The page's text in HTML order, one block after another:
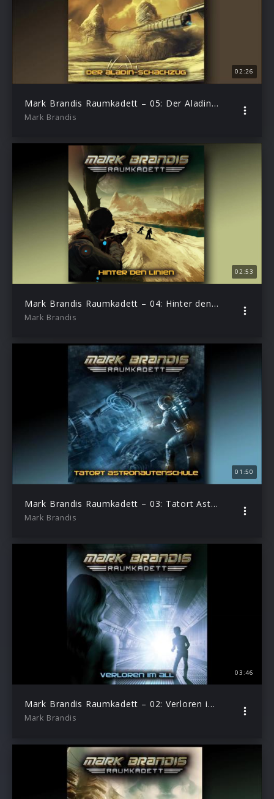
02:26
Mark Brandis Raumkadett – 05: Der Aladin-Schachzug (Hörprobe)
Mark Brandis
02:53
Mark Brandis Raumkadett – 04: Hinter den Linien (Hörprobe)
Mark Brandis
01:50
Mark Brandis Raumkadett – 03: Tatort Astronautenschule (Hörprobe)
Mark Brandis
03:46
Mark Brandis Raumkadett – 02: Verloren im All (Hörprobe)
Mark Brandis